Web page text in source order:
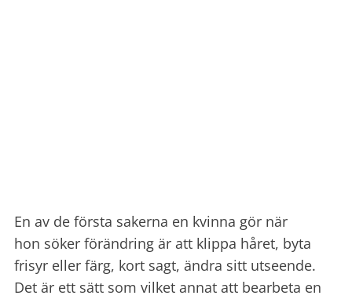
En av de första sakerna en kvinna gör när
hon söker förändring är att klippa håret, byta
frisyr eller färg, kort sagt, ändra sitt utseende.
Det är ett sätt som vilket annat att bearbeta en